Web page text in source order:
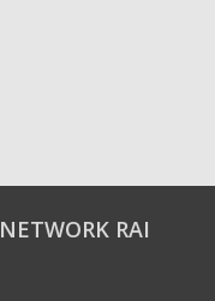
NETWORK RAI